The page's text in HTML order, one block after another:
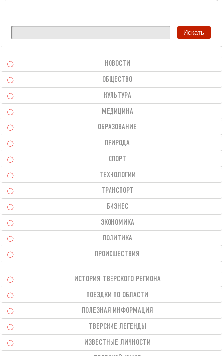
НОВОСТИ
ОБЩЕСТВО
КУЛЬТУРА
МЕДИЦИНА
ОБРАЗОВАНИЕ
ПРИРОДА
СПОРТ
ТЕХНОЛОГИИ
ТРАНСПОРТ
БИЗНЕС
ЭКОНОМИКА
ПОЛИТИКА
ПРОИСШЕСТВИЯ
ИСТОРИЯ ТВЕРСКОГО РЕГИОНА
ПОЕЗДКИ ПО ОБЛАСТИ
ПОЛЕЗНАЯ ИНФОРМАЦИЯ
ТВЕРСКИЕ ЛЕГЕНДЫ
ИЗВЕСТНЫЕ ЛИЧНОСТИ